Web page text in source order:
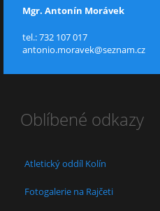
Mgr. Antonín Morávek
tel.: 732 107 017
antonio.moravek@seznam.cz
Oblíbené odkazy
Atletický oddíl Kolín
Fotogalerie na Rajčeti